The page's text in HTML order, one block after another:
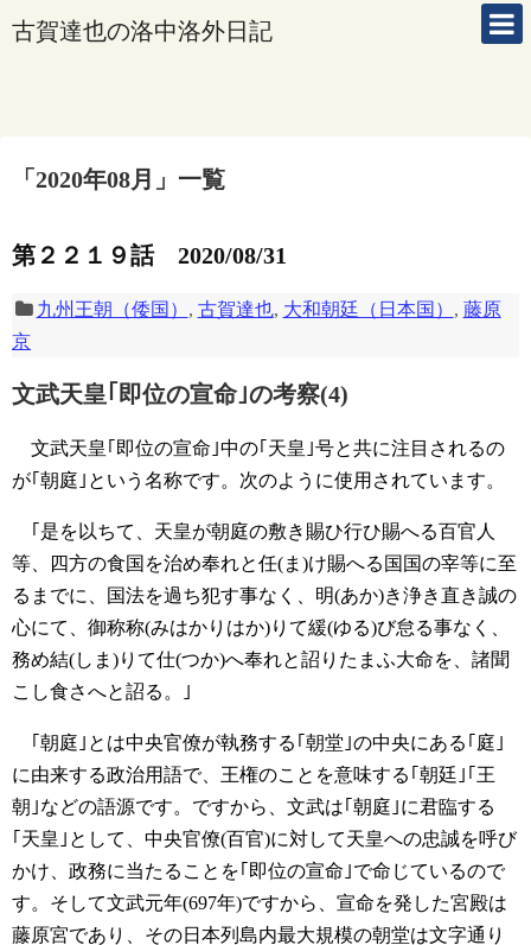
古賀達也の洛中洛外日記
「 2020年08月 」 一覧
第２２１９話 2020/08/31
九州王朝（倭国） , 古賀達也, 大和朝廷（日本国） , 藤原
京
文武天皇｢即位の宣命｣の考察(4)
文武天皇｢即位の宣命｣中の｢天皇｣号と共に注目されるの
が｢朝庭｣という名称です。次のように使用されています。
｢是を以ちて、天皇が朝庭の敷き賜ひ行ひ賜へる百官人
等、四方の食国を治め奉れと任(ま)け賜へる国国の宰等に至
るまでに、国法を過ち犯す事なく、明(あか)き浄き直き誠の
心にて、御称称(みはかりはか)りて緩(ゆる)び怠る事なく、
務め結(しま)りて仕(つか)へ奉れと詔りたまふ大命を、諸聞
こし食さへと詔る。｣
｢朝庭｣とは中央官僚が執務する｢朝堂｣の中央にある｢庭｣
に由来する政治用語で、王権のことを意味する｢朝廷｣｢王
朝｣などの語源です。ですから、文武は｢朝庭｣に君臨する
｢天皇｣として、中央官僚(百官)に対して天皇への忠誠を呼び
かけ、政務に当たることを｢即位の宣命｣で命じているので
す。そして文武元年(697年)ですから、宣命を発した宮殿は
藤原宮であり、その日本列島内最大規模の朝堂は文字通り